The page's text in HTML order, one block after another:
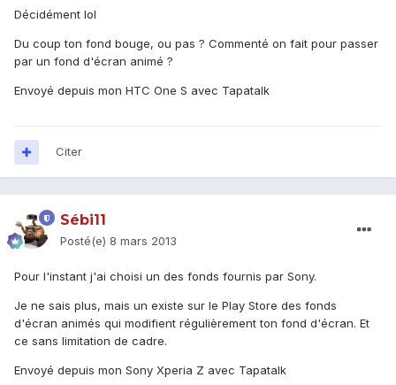
Décidément lol
Du coup ton fond bouge, ou pas ? Commenté on fait pour passer
par un fond d'écran animé ?
Envoyé depuis mon HTC One S avec Tapatalk
Citer
Sébi11
Posté(e) 8 mars 2013
Pour l'instant j'ai choisi un des fonds fournis par Sony.
Je ne sais plus, mais un existe sur le Play Store des fonds
d'écran animés qui modifient régulièrement ton fond d'écran. Et
ce sans limitation de cadre.
Envoyé depuis mon Sony Xperia Z avec Tapatalk